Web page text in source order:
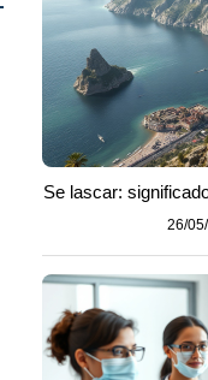
Se lascar:
26/